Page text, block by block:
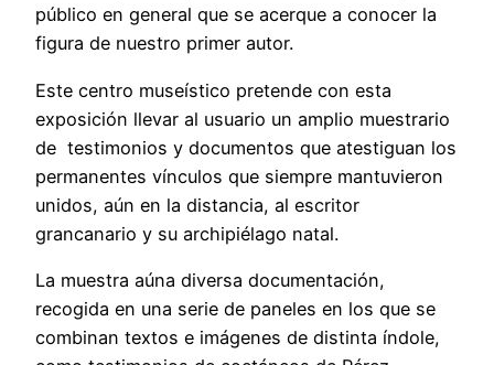
público en general que se acerque a conocer la
figura de nuestro primer autor.
Este centro museístico pretende con esta
exposición llevar al usuario un amplio muestrario
de testimonios y documentos que atestiguan los
permanentes vínculos que siempre mantuvieron
unidos, aún en la distancia, al escritor
grancanario y su archipiélago natal.
La muestra aúna diversa documentación,
recogida en una serie de paneles en los que se
combinan textos e imágenes de distinta índole,